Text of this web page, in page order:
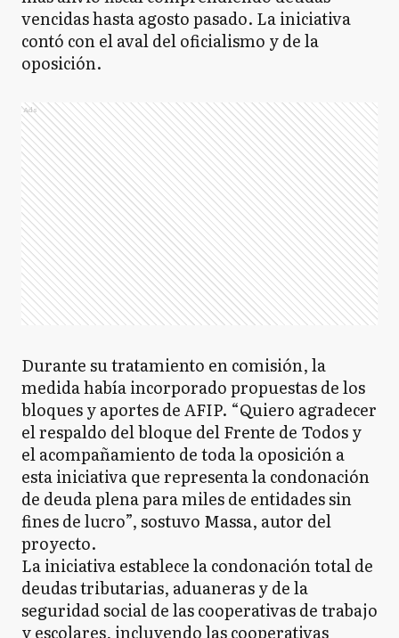
vencidas hasta agosto pasado. La iniciativa
contó con el aval del oficialismo y de la
oposición.
Ads
Durante su tratamiento en comisión, la
medida había incorporado propuestas de los
bloques y aportes de AFIP. “Quiero agradecer
el respaldo del bloque del Frente de Todos y
el acompañamiento de toda la oposición a
esta iniciativa que representa la condonación
de deuda plena para miles de entidades sin
fines de lucro”, sostuvo Massa, autor del
proyecto.
La iniciativa establece la condonación total de
deudas tributarias, aduaneras y de la
seguridad social de las cooperativas de trabajo
y escolares, incluyendo las cooperativas